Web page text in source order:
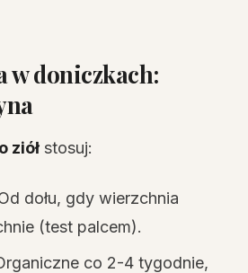
w doniczkach:
ziół stosuj:
dołu, gdy wierzchnia
(test palcem).
co 2-4 tygodnie,